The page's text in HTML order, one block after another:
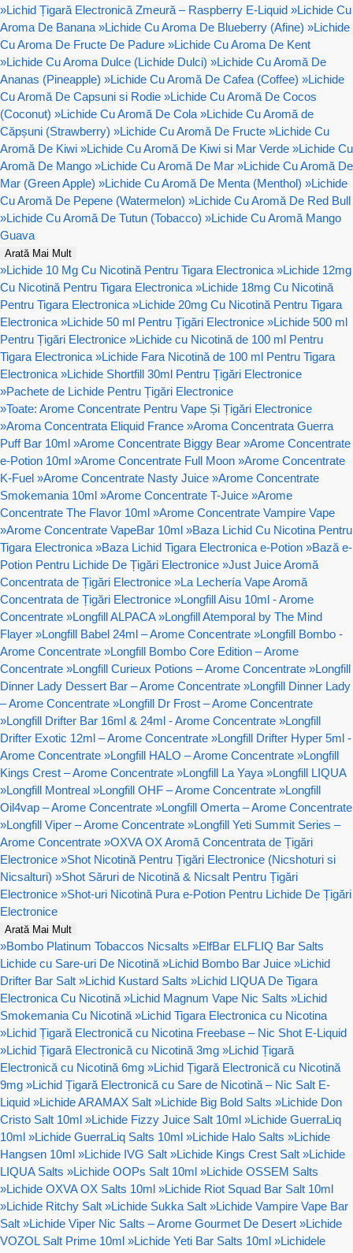
»Lichid Țigară Electronică Zmeură – Raspberry E-Liquid »Lichide Cu
Aroma De Banana »Lichide Cu Aroma De Blueberry (Afine) »Lichide
Cu Aroma De Fructe De Padure »Lichide Cu Aroma De Kent
»Lichide Cu Aroma Dulce (Lichide Dulci) »Lichide Cu Aromă De
Ananas (Pineapple) »Lichide Cu Aromă De Cafea (Coffee) »Lichide
Cu Aromă De Capsuni si Rodie »Lichide Cu Aromă De Cocos
(Coconut) »Lichide Cu Aromă De Cola »Lichide Cu Aromă de
Căpșuni (Strawberry) »Lichide Cu Aromă De Fructe »Lichide Cu
Aromă De Kiwi »Lichide Cu Aromă De Kiwi si Mar Verde »Lichide Cu
Aromă De Mango »Lichide Cu Aromă De Mar »Lichide Cu Aromă De
Mar (Green Apple) »Lichide Cu Aromă De Menta (Menthol) »Lichide
Cu Aromă De Pepene (Watermelon) »Lichide Cu Aromă De Red Bull
»Lichide Cu Aromă De Tutun (Tobacco) »Lichide Cu Aromă Mango
Guava
Arată Mai Mult
»Lichide 10 Mg Cu Nicotină Pentru Tigara Electronica »Lichide 12mg
Cu Nicotină Pentru Tigara Electronica »Lichide 18mg Cu Nicotină
Pentru Tigara Electronica »Lichide 20mg Cu Nicotină Pentru Tigara
Electronica »Lichide 50 ml Pentru Țigări Electronice »Lichide 500 ml
Pentru Țigări Electronice »Lichide cu Nicotină de 100 ml Pentru
Tigara Electronica »Lichide Fara Nicotină de 100 ml Pentru Tigara
Electronica »Lichide Shortfill 30ml Pentru Țigări Electronice
»Pachete de Lichide Pentru Țigări Electronice
»Toate: Arome Concentrate Pentru Vape Și Țigări Electronice
»Aroma Concentrata Eliquid France »Aroma Concentrata Guerra
Puff Bar 10ml »Arome Concentrate Biggy Bear »Arome Concentrate
e-Potion 10ml »Arome Concentrate Full Moon »Arome Concentrate
K-Fuel »Arome Concentrate Nasty Juice »Arome Concentrate
Smokemania 10ml »Arome Concentrate T-Juice »Arome
Concentrate The Flavor 10ml »Arome Concentrate Vampire Vape
»Arome Concentrate VapeBar 10ml »Baza Lichid Cu Nicotina Pentru
Tigara Electronica »Baza Lichid Tigara Electronica e-Potion »Bază e-
Potion Pentru Lichide De Țigări Electronice »Just Juice Aromă
Concentrata de Țigări Electronice »La Lechería Vape Aromă
Concentrata de Țigări Electronice »Longfill Aisu 10ml - Arome
Concentrate »Longfill ALPACA »Longfill Atemporal by The Mind
Flayer »Longfill Babel 24ml – Arome Concentrate »Longfill Bombo -
Arome Concentrate »Longfill Bombo Core Edition – Arome
Concentrate »Longfill Curieux Potions – Arome Concentrate »Longfill
Dinner Lady Dessert Bar – Arome Concentrate »Longfill Dinner Lady
– Arome Concentrate »Longfill Dr Frost – Arome Concentrate
»Longfill Drifter Bar 16ml & 24ml - Arome Concentrate »Longfill
Drifter Exotic 12ml – Arome Concentrate »Longfill Drifter Hyper 5ml -
Arome Concentrate »Longfill HALO – Arome Concentrate »Longfill
Kings Crest – Arome Concentrate »Longfill La Yaya »Longfill LIQUA
»Longfill Montreal »Longfill OHF – Arome Concentrate »Longfill
Oil4vap – Arome Concentrate »Longfill Omerta – Arome Concentrate
»Longfill Viper – Arome Concentrate »Longfill Yeti Summit Series –
Arome Concentrate »OXVA OX Aromă Concentrata de Țigări
Electronice »Shot Nicotină Pentru Țigări Electronice (Nicshoturi si
Nicsalturi) »Shot Săruri de Nicotină & Nicsalt Pentru Țigări
Electronice »Shot-uri Nicotină Pura e-Potion Pentru Lichide De Țigări
Electronice
Arată Mai Mult
»Bombo Platinum Tobaccos Nicsalts »ElfBar ELFLIQ Bar Salts
Lichide cu Sare-uri De Nicotină »Lichid Bombo Bar Juice »Lichid
Drifter Bar Salt »Lichid Kustard Salts »Lichid LIQUA De Tigara
Electronica Cu Nicotină »Lichid Magnum Vape Nic Salts »Lichid
Smokemania Cu Nicotină »Lichid Tigara Electronica cu Nicotina
»Lichid Țigară Electronică cu Nicotina Freebase – Nic Shot E-Liquid
»Lichid Țigară Electronică cu Nicotină 3mg »Lichid Țigară
Electronică cu Nicotină 6mg »Lichid Țigară Electronică cu Nicotină
9mg »Lichid Țigară Electronică cu Sare de Nicotină – Nic Salt E-
Liquid »Lichide ARAMAX Salt »Lichide Big Bold Salts »Lichide Don
Cristo Salt 10ml »Lichide Fizzy Juice Salt 10ml »Lichide GuerraLiq
10ml »Lichide GuerraLiq Salts 10ml »Lichide Halo Salts »Lichide
Hangsen 10ml »Lichide IVG Salt »Lichide Kings Crest Salt »Lichide
LIQUA Salts »Lichide OOPs Salt 10ml »Lichide OSSEM Salts
»Lichide OXVA OX Salts 10ml »Lichide Riot Squad Bar Salt 10ml
»Lichide Ritchy Salt »Lichide Sukka Salt »Lichide Vampire Vape Bar
Salt »Lichide Viper Nic Salts – Arome Gourmet De Desert »Lichide
VOZOL Salt Prime 10ml »Lichide Yeti Bar Salts 10ml »Lichidele